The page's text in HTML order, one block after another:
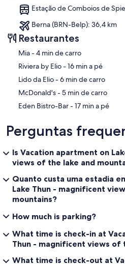
Estação de Comboios de
Berna (BRN-Belp): 36,4 km
Restaurantes
‪Mia - ‬4 min de carro
‪Riviera by Elio - ‬16 min a pé
‪Lido da Elio - ‬6 min de carro
‪McDonald's - ‬5 min de carro
‪Eden Bistro-Bar - ‬17 min a pé
Perguntas
Is Vacation apartment on
views of the lake and
Quanto custa uma estadia
Lake Thun - magnificent
mountains?
How much is parking?
What time is check-in at
Thun - magnificent views of
What time is check-out at